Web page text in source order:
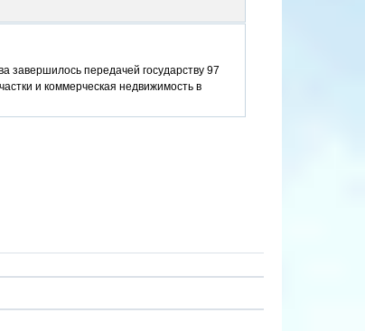
завершилось передачей государству 97
и коммерческая недвижимость в